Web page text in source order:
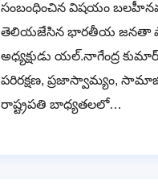
సంబంధించిన విషయం
తెలియజేసిన భారతీయ జనతా
అధ్యక్షుడు యల్.నాగేంద్ర
పరిరక్షణ, ప్రజాస్వామ్యం,
రాష్ట్రపతి బాధ్యతలలో…